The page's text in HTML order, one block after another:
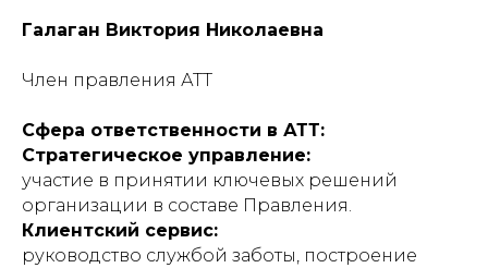
Галаган Виктория Николаевна
Член правления АТТ
Сфера ответственности в АТТ:
Стратегическое управление:
участие в принятии ключевых решений
организации в составе Правления.
Клиентский сервис:
руководство службой заботы, построение